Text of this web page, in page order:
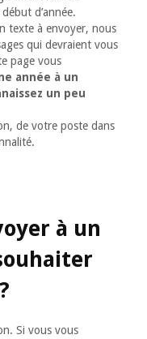
d’année.
texte à envoyer, nous
qui devraient vous
page vous
année à un
un peu
de votre poste dans
à un
Si vous vous